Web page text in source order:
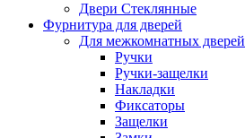
Двери Стеклянные
Фурнитура для дверей
Для межкомнатных дверей
Ручки
Ручки-защелки
Накладки
Фиксаторы
Защелки